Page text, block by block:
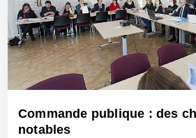
Commande publique : des
notables